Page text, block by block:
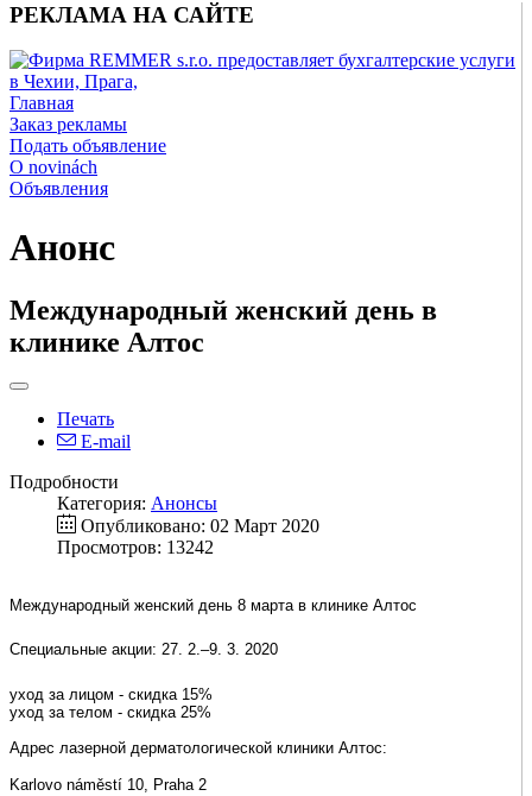
РЕКЛАМА НА САЙТЕ
Главная
Заказ рекламы
Подать объявление
O novinách
Объявления
Анонс
Международный женский день в
клинике Алтос
Печать
E-mail
Подробности
Категория: Анонсы
Опубликовано: 02 Март 2020
Просмотров: 13242
Международный женский день 8 марта в клинике Алтос
Специальные акции: 27. 2.–9. 3. 2020
уход за лицом - скидка 15%
уход за телом - скидка 25%
Адрес лазерной дерматологической клиники Алтос:
Karlovo náměstí 10, Praha 2